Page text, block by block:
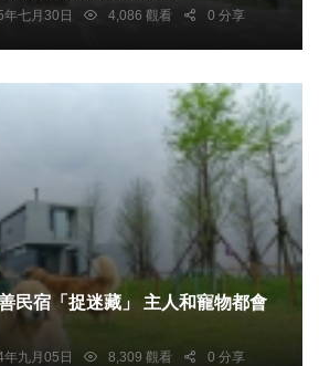
年七月30日 4,086 觀看 0 分享
迷藏」 主人和寵物都會
年九月05日 8,309 觀看 0 分享